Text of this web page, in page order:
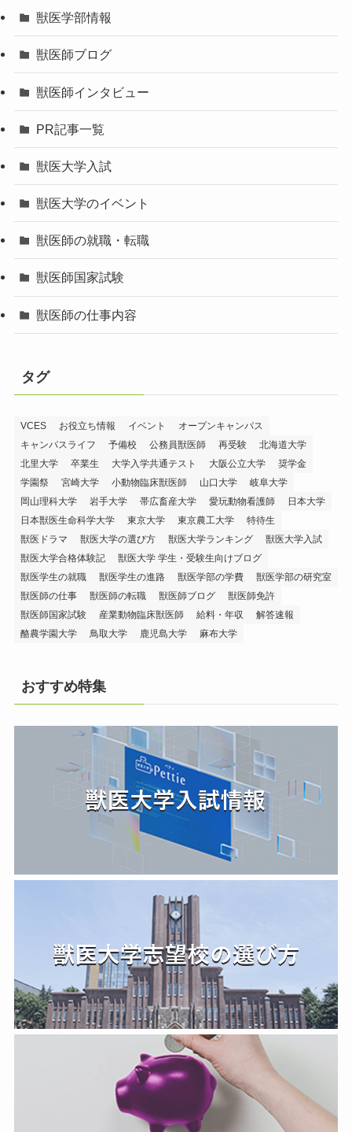
獣医学部情報
獣医師ブログ
獣医師インタビュー
PR記事一覧
獣医大学入試
獣医大学のイベント
獣医師の就職・転職
獣医師国家試験
獣医師の仕事内容
タグ
VCES お役立ち情報 イベント
オープンキャンパス
キャンパスライフ
予備校 公務員獣医師 再受験
北海道大学
北里大学
卒業生 大学入学共通テスト 大阪公立大学
奨学金
学園祭
宮崎大学 小動物臨床獣医師 山口大学
岐阜大学
岡山理科大学
岩手大学 帯広畜産大学 愛玩動物看護師
日本大学
日本獣医生命科学大学
東京大学 東京農工大学
特待生
獣医ドラマ
獣医大学の選び方 獣医大学ランキング
獣医大学入試
獣医大学合格体験記
獣医大学 学生・受験生向けブログ
獣医学生の就職
獣医学生の進路 獣医学部の学費
獣医学部の研究室
獣医師の仕事
獣医師の転職 獣医師ブログ
獣医師免許
獣医師国家試験
産業動物臨床獣医師 給料・年収
解答速報
酪農学園大学
鳥取大学 鹿児島大学 麻布大学
おすすめ特集